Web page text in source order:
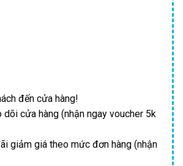
đến cửa hàng!
dõi cửa hàng (nhận ngay voucher 5k
giảm giá theo mức đơn hàng (nhận